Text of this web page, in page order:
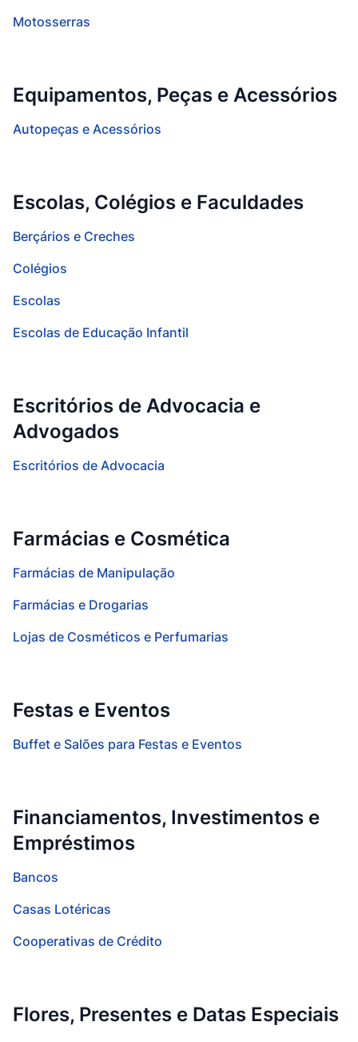
Motosserras
Equipamentos, Peças e Acessórios
Autopeças e Acessórios
Escolas, Colégios e Faculdades
Berçários e Creches
Colégios
Escolas
Escolas de Educação Infantil
Escritórios de Advocacia e
Advogados
Escritórios de Advocacia
Farmácias e Cosmética
Farmácias de Manipulação
Farmácias e Drogarias
Lojas de Cosméticos e Perfumarias
Festas e Eventos
Buffet e Salões para Festas e Eventos
Financiamentos, Investimentos e
Empréstimos
Bancos
Casas Lotéricas
Cooperativas de Crédito
Flores, Presentes e Datas Especiais